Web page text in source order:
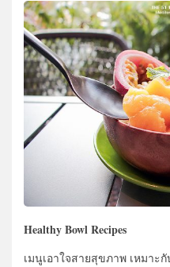
Healthy Bowl Recipes
เมนูเอาใจสายสุขภาพ เหมาะ